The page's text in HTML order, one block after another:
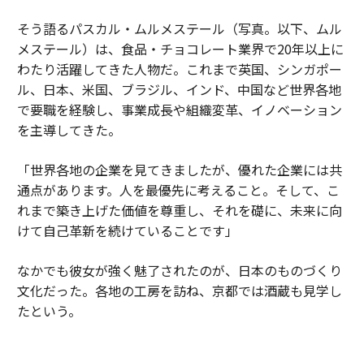
そう語るパスカル・ムルメステール（写真。以下、ムル
メステール）は、食品・チョコレート業界で20年以上に
わたり活躍してきた人物だ。これまで英国、シンガポー
ル、日本、米国、ブラジル、インド、中国など世界各地
で要職を経験し、事業成長や組織変革、イノベーション
を主導してきた。
「世界各地の企業を見てきましたが、優れた企業には共
通点があります。人を最優先に考えること。そして、こ
れまで築き上げた価値を尊重し、それを礎に、未来に向
けて自己革新を続けていることです」
なかでも彼女が強く魅了されたのが、日本のものづくり
文化だった。各地の工房を訪ね、京都では酒蔵も見学し
たという。